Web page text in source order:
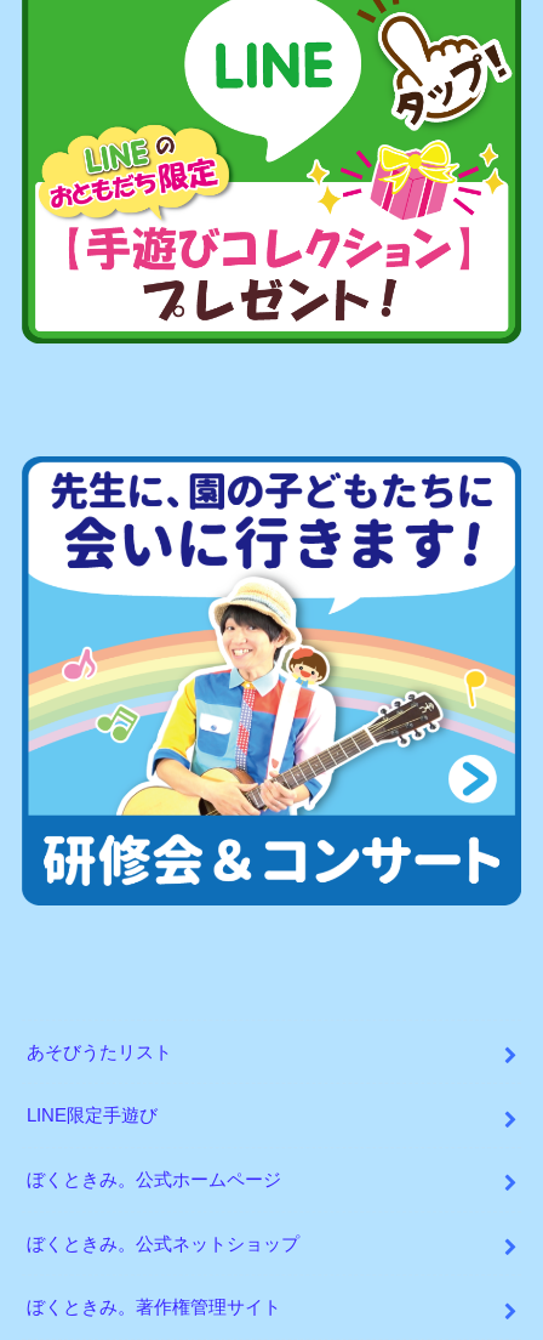
あそびうたリスト
LINE限定手遊び
ぼくときみ。公式ホームページ
ぼくときみ。公式ネットショップ
ぼくときみ。著作権管理サイト